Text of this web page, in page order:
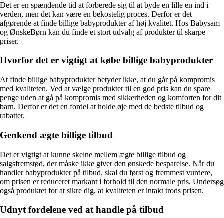
Det er en spændende tid at forberede sig til at byde en lille en ind i
verden, men det kan være en bekostelig proces. Derfor er det
afgørende at finde billige babyprodukter af høj kvalitet. Hos Babysam
og ØnskeBørn kan du finde et stort udvalg af produkter til skarpe
priser.
Hvorfor det er vigtigt at købe billige babyprodukter
At finde billige babyprodukter betyder ikke, at du går på kompromis
med kvaliteten. Ved at vælge produkter til en god pris kan du spare
penge uden at gå på kompromis med sikkerheden og komforten for dit
barn. Derfor er det en fordel at holde øje med de bedste tilbud og
rabatter.
Genkend ægte billige tilbud
Det er vigtigt at kunne skelne mellem ægte billige tilbud og
salgsfremstød, der måske ikke giver den ønskede besparelse. Når du
handler babyprodukter på tilbud, skal du først og fremmest vurdere,
om prisen er reduceret markant i forhold til den normale pris. Undersøg
også produktet for at sikre dig, at kvaliteten er intakt trods prisen.
Udnyt fordelene ved at handle på tilbud